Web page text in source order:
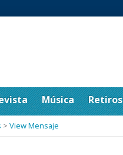
Música Retiros
> View Mensaje